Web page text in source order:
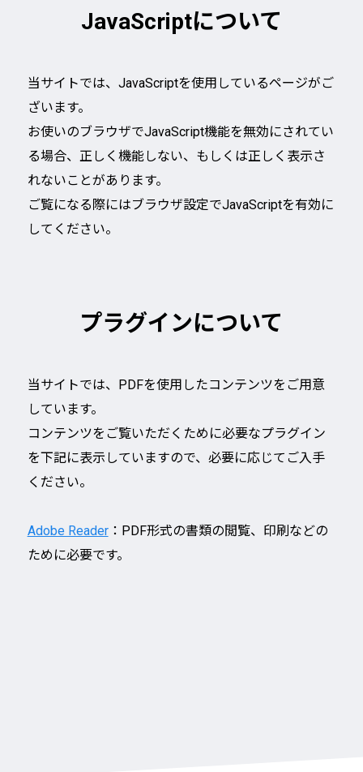
JavaScriptについて
当サイトでは、JavaScriptを使用しているページがご
ざいます。
お使いのブラウザでJavaScript機能を無効にされてい
る場合、正しく機能しない、もしくは正しく表示さ
れないことがあります。
ご覧になる際にはブラウザ設定でJavaScriptを有効に
してください。
プラグインについて
当サイトでは、PDFを使用したコンテンツをご用意
しています。
コンテンツをご覧いただくために必要なプラグイン
を下記に表示していますので、必要に応じてご入手
ください。
Adobe Reader：PDF形式の書類の閲覧、印刷などの
ために必要です。